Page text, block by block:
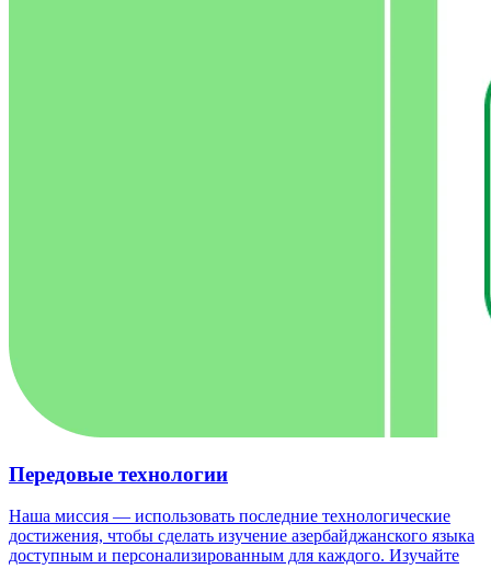
Передовые технологии
Наша миссия — использовать последние технологические
достижения, чтобы сделать изучение азербайджанского языка
доступным и персонализированным для каждого. Изучайте